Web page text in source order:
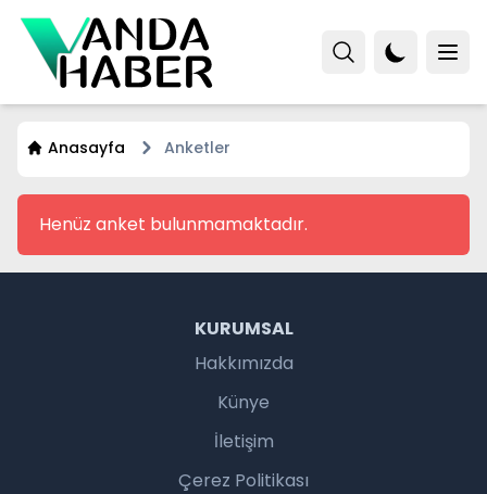
Anasayfa Anketler
Henüz anket bulunmamaktadır.
KURUMSAL
Hakkımızda
Künye
İletişim
Çerez Politikası